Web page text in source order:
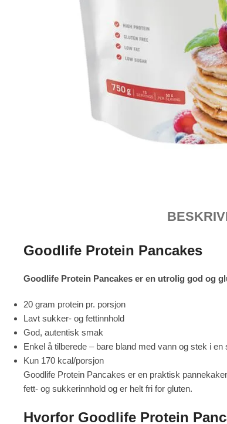
Goodlife Protein Pancakes
Goodlife Protein Pancakes er en utrolig god og
20 gram protein pr. porsjon
Lavt sukker- og fettinnhold
God, autentisk smak
Enkel å tilberede – bare bland med vann og stek i en
Kun 170 kcal/porsjon
Goodlife Protein Pancakes er en praktisk
fett- og sukkerinnhold og er helt fri for gluten.
Hvorfor Goodlife Protein